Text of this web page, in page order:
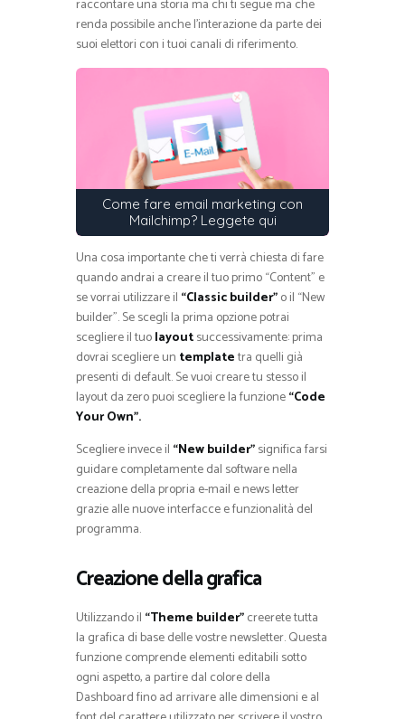
raccontare una storia ma chi ti segue ma che
renda possibile anche l’interazione da parte dei
suoi elettori con i tuoi canali di riferimento.
Come fare email marketing con
Mailchimp? Leggete qui
Una cosa importante che ti verrà chiesta di fare
quando andrai a creare il tuo primo “Content” e
se vorrai utilizzare il “Classic builder”o il “New
builder”. Se scegli la prima opzione potrai
scegliere il tuolayoutsuccessivamente: prima
dovrai scegliere un templatetra quelli già
presenti di default. Se vuoi creare tu stesso il
layout da zero puoi scegliere la funzione“Code
Your Own”.
Scegliere invece il “New builder”significa farsi
guidare completamente dal software nella
creazione della propria e-mail e news letter
grazie alle nuove interfacce e funzionalità del
programma.
Creazione della grafica
Utilizzando il “Theme builder”creerete tutta
la grafica di base delle vostre newsletter. Questa
funzione comprende elementi editabili sotto
ogni aspetto, a partire dal colore della
Dashboard fino ad arrivare alle dimensioni e al